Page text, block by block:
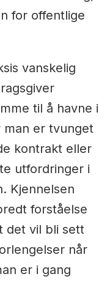
for offentlige
vanskelig
til å havne i
man er tvunget
kontrakt eller
utfordringer i
Kjennelsen
forståelse
det vil bli sett
når
er i gang